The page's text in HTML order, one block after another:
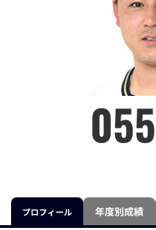
055
プロフィール 年度別成績